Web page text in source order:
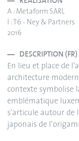
A : Metaform SARL
I : T6 - Ney & Partners
2016
DESCRIPTION (FR)
En lieu et place de
architecture
contexte symbolise
emblématique
s’articule autour de
japonais de